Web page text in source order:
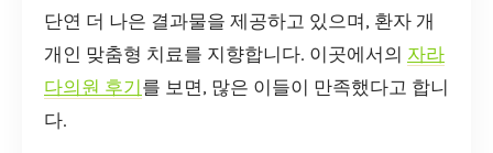
단연 더 나은 결과물을 제공하고 있으며, 환자 개
개인 맞춤형 치료를 지향합니다. 이곳에서의 자라
다의원 후기 를 보면, 많은 이들이 만족했다고 합니
다.